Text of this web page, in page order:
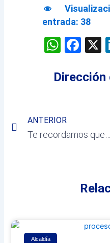
entrada: 38
Dirección
ANTERIOR
Te recordamos que…
Alcaldía